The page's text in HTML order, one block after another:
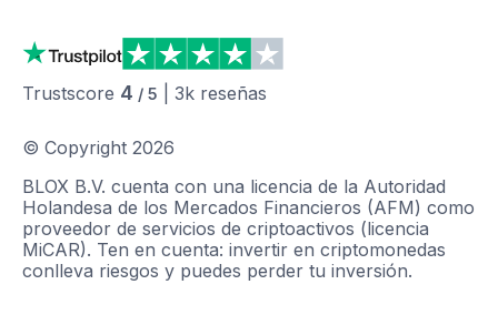
Trustscore 4 / 5 3k reseñas
© Copyright 2026
BLOX B.V. cuenta con una licencia de la Autoridad
Holandesa de los Mercados Financieros (AFM) como
proveedor de servicios de criptoactivos (licencia
MiCAR). Ten en cuenta: invertir en criptomonedas
conlleva riesgos y puedes perder tu inversión.